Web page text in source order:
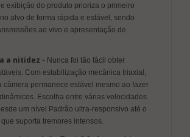
exibição do produto prioriza o primeiro
alvo de forma rápida e estável, sendo
ao vivo e apresentação de
a nitidez - Nunca foi tão fácil obter
Com estabilização mecânica triaxial,
câmera permanece estável mesmo ao fazer
Escolha entre várias velocidades
um nível Padrão ultra-responsivo até o
suporta tremores intensos.